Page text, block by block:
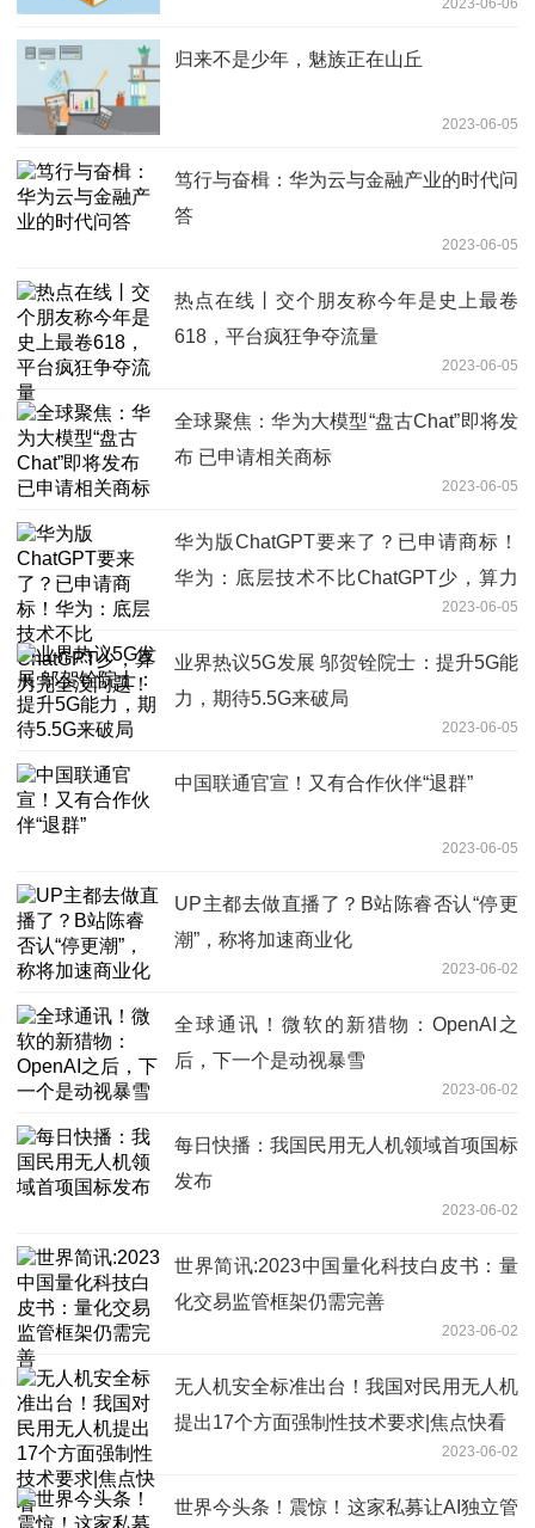
归来不是少年，魅族正在山丘
2023-06-05
笃行与奋楫：华为云与金融产业的时代问
答
2023-06-05
热点在线丨交个朋友称今年是史上最卷
618，平台疯狂争夺流量
2023-06-05
全球聚焦：华为大模型“盘古Chat”即将发
布 已申请相关商标
2023-06-05
华为版ChatGPT要来了？已申请商标！
华为：底层技术不比ChatGPT少，算力
2023-06-05
业界热议5G发展 邬贺铨院士：提升5G能
力，期待5.5G来破局
2023-06-05
中国联通官宣！又有合作伙伴“退群”
2023-06-05
UP主都去做直播了？B站陈睿否认“停更
潮”，称将加速商业化
2023-06-02
全球通讯！微软的新猎物：OpenAI之
后，下一个是动视暴雪
2023-06-02
每日快播：我国民用无人机领域首项国标
发布
2023-06-02
世界简讯:2023中国量化科技白皮书：量
化交易监管框架仍需完善
2023-06-02
无人机安全标准出台！我国对民用无人机
提出17个方面强制性技术要求|焦点快看
2023-06-02
世界今头条！震惊！这家私募让AI独立管